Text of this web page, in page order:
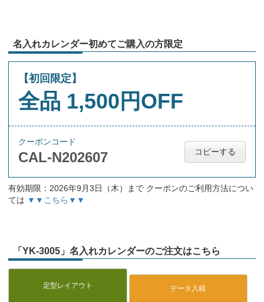
名入れカレンダー初めてご購入の方限定
【初回限定】
全品 1,500円OFF
クーポンコード
CAL-N202607 コピーする
有効期限：2026年9月3日（木）まで クーポンのご利用方法につい
ては ▼▼こちら▼▼
「YK-3005」名入れカレンダーのご注文はこちら